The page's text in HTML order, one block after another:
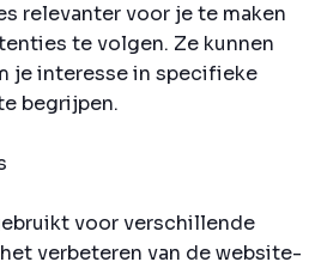
relevanter voor je te maken
te volgen. Ze kunnen
je interesse in specifieke
begrijpen.
voor verschillende
verbeteren van de website-